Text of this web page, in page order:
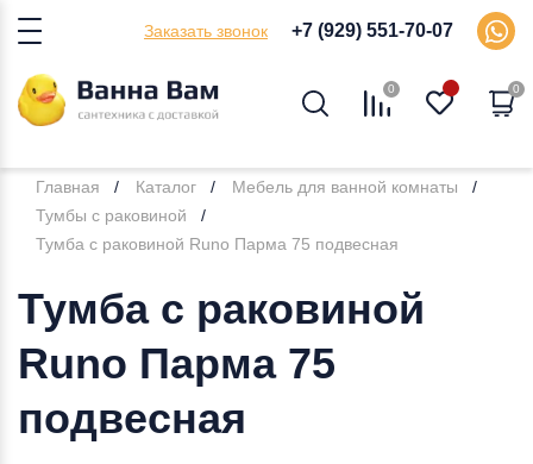
Заказать звонок +7 (929) 551-70-07
0 0
Главная Каталог
Мебель для ванной комнаты
Тумбы с раковиной
Тумба с раковиной Runo Парма 75 подвесная
Тумба с раковиной
Runo Парма 75
подвесная